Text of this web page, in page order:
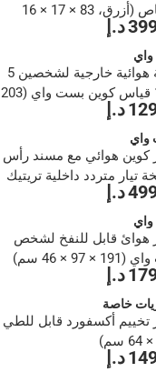
أشخاص (أزرق، 83 × 17 × 16
د.إ
مرتبة هوائية خارجية لشخصين 5
في 1 قياس كوين بست واي (203
د.إ
واي
كوين هوائي مع مسند رأس
تيار متردد داخلية تريتيك
× 152 × 84 سم)
د.إ
هوائ قابل للنفخ لشخص
× 97 × 46 سم)
د.إ
خاصة
تخييم أكسفورد قابل للطي
د.إ